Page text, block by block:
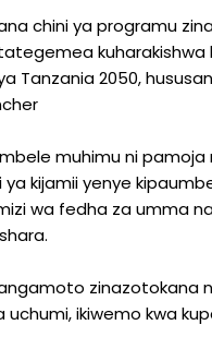
chini ya programu
Tanzania 2050,
muhimu ni
kijamii yenye
wa fedha za umma
ikiwemo kwa